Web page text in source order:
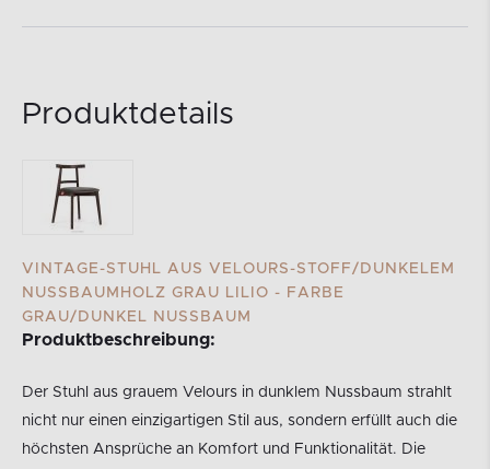
Produktdetails
VINTAGE-STUHL AUS VELOURS-STOFF/DUNKELEM
NUSSBAUMHOLZ GRAU LILIO - FARBE
GRAU/DUNKEL NUSSBAUM
Produktbeschreibung:
Der Stuhl aus grauem Velours in dunklem Nussbaum strahlt
nicht nur einen einzigartigen Stil aus, sondern erfüllt auch die
höchsten Ansprüche an Komfort und Funktionalität. Die